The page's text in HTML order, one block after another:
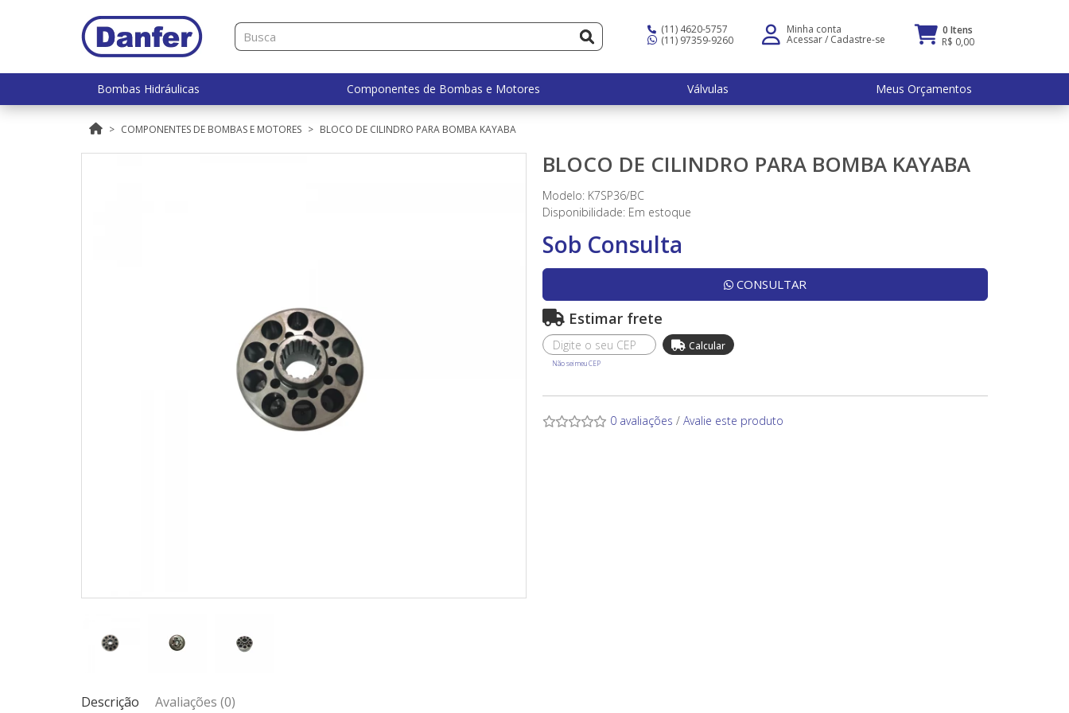
(11) 4620-5757
(11) 97359-9260
Minha conta
Acessar/ Cadastre-se
0 Itens
R$ 0,00
Bombas Hidráulicas Componentes de Bombas e Motores Válvulas Meus Orçamentos
COMPONENTES DE BOMBAS E MOTORES BLOCO DE CILINDRO PARA BOMBA KAYABA
BLOCO DE CILINDRO PARA BOMBA KAYABA
Modelo: K7SP36/BC
Disponibilidade: Em estoque
Sob Consulta
CONSULTAR
Estimar frete
Não sei meu CEP
0 avaliações / Avalie este produto
Descrição Avaliações (0)